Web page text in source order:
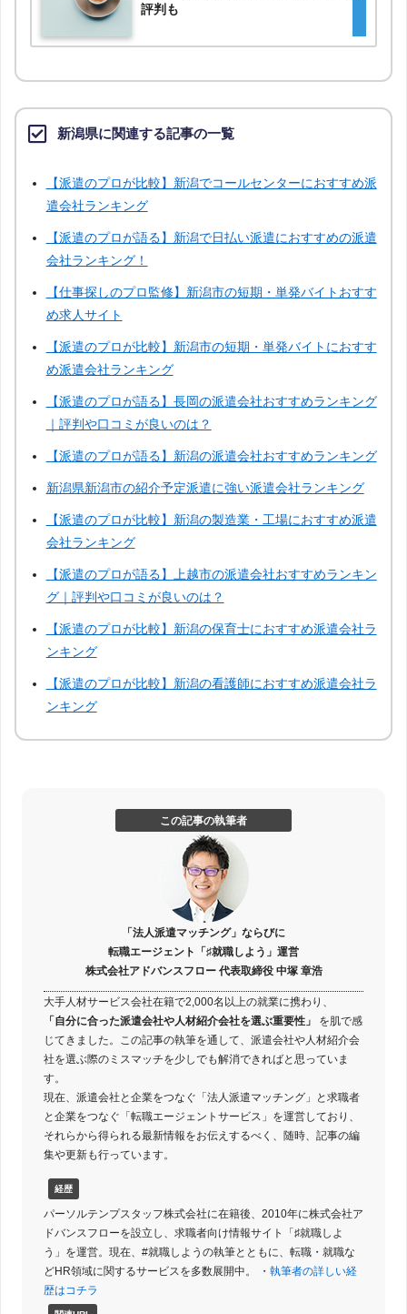
評判も
新潟県に関連する記事の一覧
【派遣のプロが比較】新潟でコールセンターにおすすめ派
遣会社ランキング
【派遣のプロが語る】新潟で日払い派遣におすすめの派遣
会社ランキング！
【仕事探しのプロ監修】新潟市の短期・単発バイトおすす
め求人サイト
【派遣のプロが比較】新潟市の短期・単発バイトにおすす
め派遣会社ランキング
【派遣のプロが語る】長岡の派遣会社おすすめランキング
｜評判や口コミが良いのは？
【派遣のプロが語る】新潟の派遣会社おすすめランキング
新潟県新潟市の紹介予定派遣に強い派遣会社ランキング
【派遣のプロが比較】新潟の製造業・工場におすすめ派遣
会社ランキング
【派遣のプロが語る】上越市の派遣会社おすすめランキン
グ｜評判や口コミが良いのは？
【派遣のプロが比較】新潟の保育士におすすめ派遣会社ラ
ンキング
【派遣のプロが比較】新潟の看護師におすすめ派遣会社ラ
ンキング
この記事の執筆者
「法人派遣マッチング」ならびに
転職エージェント「♯就職しよう」運営
株式会社アドバンスフロー 代表取締役 中塚 章浩
大手人材サービス会社在籍で2,000名以上の就業に携わり、
「自分に合った派遣会社や人材紹介会社を選ぶ重要性」
を肌で感
じてきました。この記事の執筆を通して、派遣会社や人材紹介会
社を選ぶ際のミスマッチを少しでも解消できればと思っていま
す。
現在、派遣会社と企業をつなぐ「法人派遣マッチング」と求職者
と企業をつなぐ「転職エージェントサービス」を運営しており、
それらから得られる最新情報をお伝えするべく、随時、記事の編
集や更新も行っています。
経歴
パーソルテンプスタッフ株式会社に在籍後、2010年に株式会社ア
ドバンスフローを設立し、求職者向け情報サイト「♯就職しよ
う」を運営。現在、#就職しようの執筆とともに、転職・就職な
どHR領域に関するサービスを多数展開中。 ・ 執筆者の詳しい経
歴はコチラ